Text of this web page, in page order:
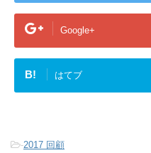
Google+
B! はてブ
-2017 回顧